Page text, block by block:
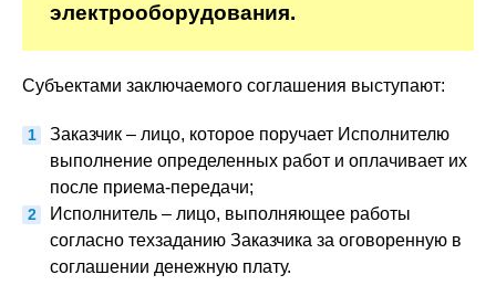
электрооборудования.
Субъектами заключаемого соглашения выступают:
Заказчик – лицо, которое поручает Исполнителю
выполнение определенных работ и оплачивает их
после приема-передачи;
Исполнитель – лицо, выполняющее работы
согласно техзаданию Заказчика за оговоренную в
соглашении денежную плату.